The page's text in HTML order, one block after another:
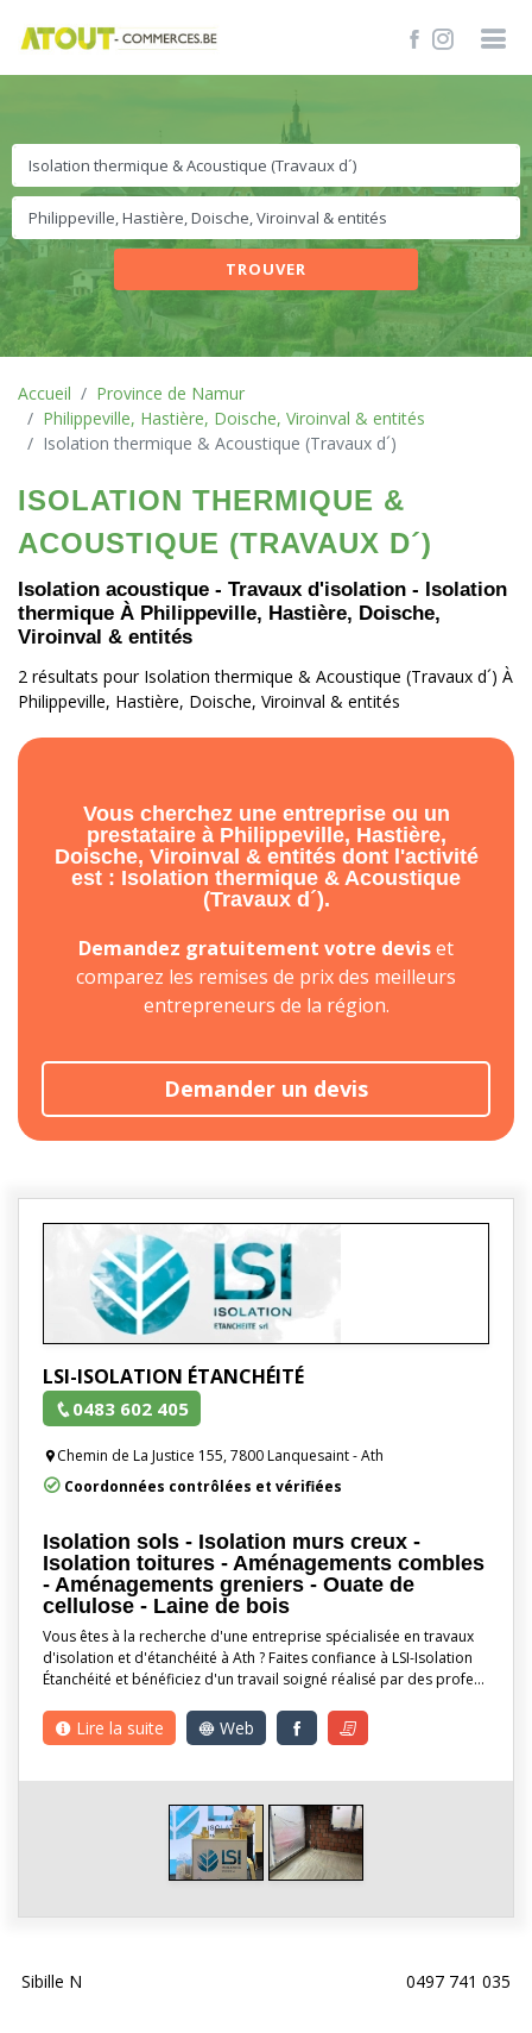
TROUVER
Accueil
Province de Namur
Philippeville, Hastière, Doische, Viroinval & entités
Isolation thermique & Acoustique (Travaux d´)
ISOLATION THERMIQUE &
ACOUSTIQUE (TRAVAUX D´)
Isolation acoustique - Travaux d'isolation - Isolation
thermique À Philippeville, Hastière, Doische,
Viroinval & entités
2 résultats pour Isolation thermique & Acoustique (Travaux d´) À
Philippeville, Hastière, Doische, Viroinval & entités
Vous cherchez une entreprise ou un
prestataire à Philippeville, Hastière,
Doische, Viroinval & entités dont l'activité
est : Isolation thermique & Acoustique
(Travaux d´).
Demandez gratuitement votre deviset
comparez les remises de prix des meilleurs
entrepreneurs de la région.
Demander un devis
LSI-ISOLATION ÉTANCHÉITÉ
0483 602 405
Chemin de La Justice 155, 7800 Lanquesaint - Ath
Coordonnées contrôlées et vérifiées
Isolation sols - Isolation murs creux -
Isolation toitures - Aménagements combles
- Aménagements greniers - Ouate de
cellulose - Laine de bois
Vous êtes à la recherche d'une entreprise spécialisée en travaux
d'isolation et d'étanchéité à Ath ? Faites confiance à LSI-Isolation
Étanchéité et bénéficiez d'un travail soigné réalisé par des profe…
Lire la suite Web
Sibille N 0497 741 035